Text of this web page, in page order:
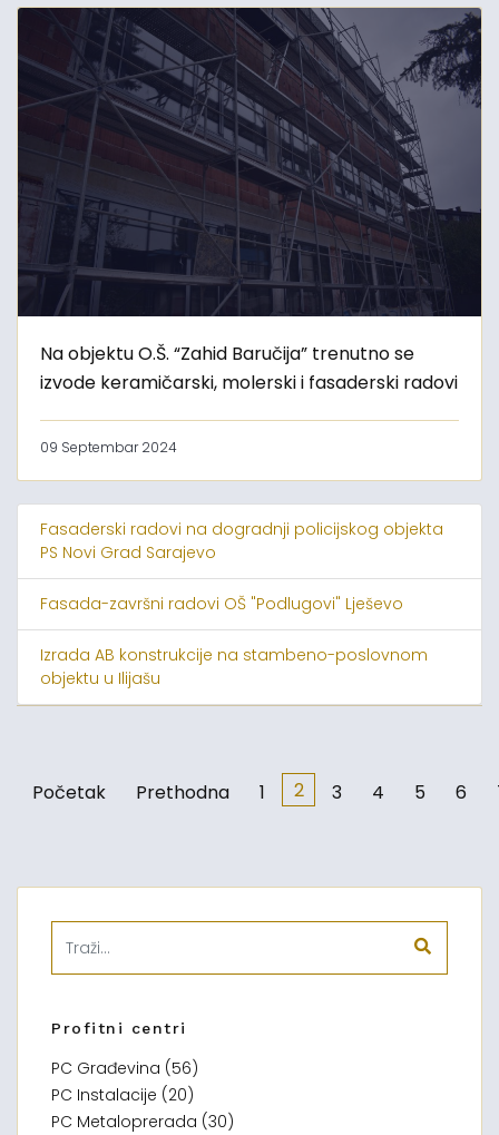
Na objektu O.Š. “Zahid Baručija” trenutno se
izvode keramičarski, molerski i fasaderski radovi
09 Septembar 2024
Fasaderski radovi na dogradnji policijskog objekta
PS Novi Grad Sarajevo
Fasada-završni radovi OŠ "Podlugovi" Lješevo
Izrada AB konstrukcije na stambeno-poslovnom
objektu u Ilijašu
Početak Prethodna 1 2 3 4 5 6
Profitni centri
PC Građevina (56)
PC Instalacije (20)
PC Metaloprerada (30)